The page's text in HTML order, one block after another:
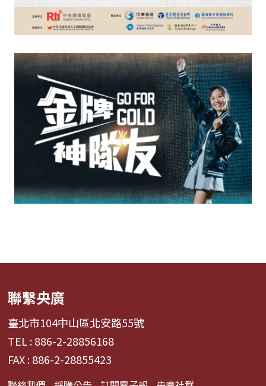
聯繫央廣
臺北市104中山區北安路55號
TEL : 886-2-28856168
FAX : 886-2-28855423